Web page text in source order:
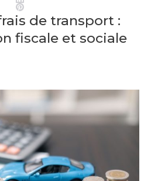
Pinterest
de transport :
fiscale et sociale